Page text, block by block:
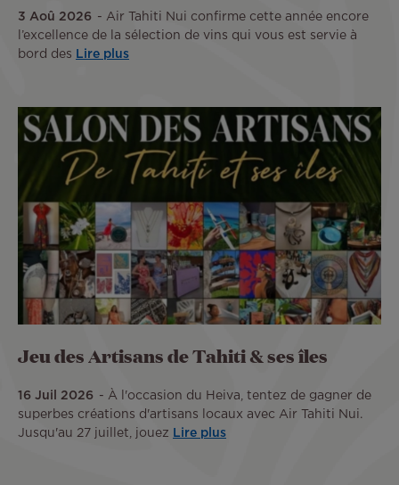
3 Aoû 2026
Air Tahiti Nui confirme cette année encore
l’excellence de la sélection de vins qui vous est servie à
bord des
Lire plus
Jeu des Artisans de Tahiti & ses îles
16 Juil 2026
À l'occasion du Heiva, tentez de gagner de
superbes créations d'artisans locaux avec Air Tahiti Nui.
Jusqu'au 27 juillet, jouez
Lire plus